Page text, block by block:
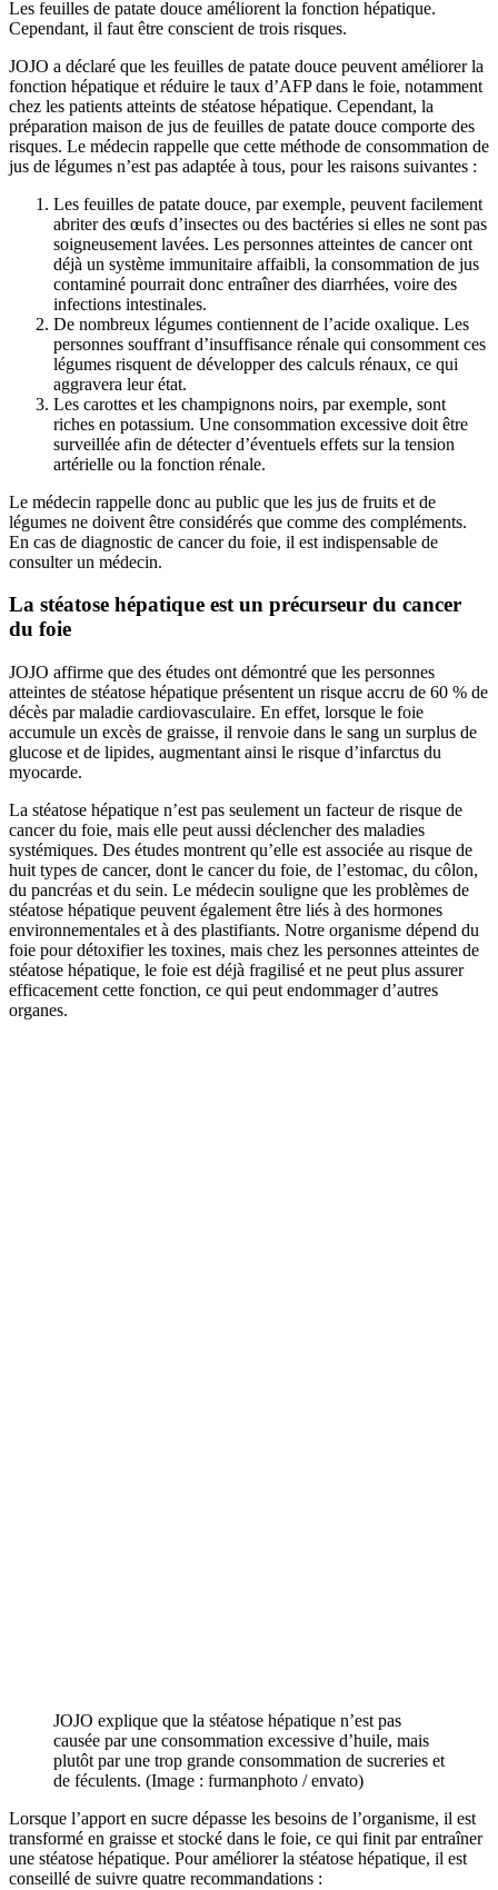
Les feuilles de patate douce améliorent la fonction hépatique.
Cependant, il faut être conscient de trois risques.
JOJO a déclaré que les feuilles de patate douce peuvent améliorer la
fonction hépatique et réduire le taux d’AFP dans le foie, notamment
chez les patients atteints de stéatose hépatique. Cependant, la
préparation maison de jus de feuilles de patate douce comporte des
risques. Le médecin rappelle que cette méthode de consommation de
jus de légumes n’est pas adaptée à tous, pour les raisons suivantes :
Les feuilles de patate douce, par exemple, peuvent facilement
abriter des œufs d’insectes ou des bactéries si elles ne sont pas
soigneusement lavées. Les personnes atteintes de cancer ont
déjà un système immunitaire affaibli, la consommation de jus
contaminé pourrait donc entraîner des diarrhées, voire des
infections intestinales.
De nombreux légumes contiennent de l’acide oxalique. Les
personnes souffrant d’insuffisance rénale qui consomment ces
légumes risquent de développer des calculs rénaux, ce qui
aggravera leur état.
Les carottes et les champignons noirs, par exemple, sont
riches en potassium. Une consommation excessive doit être
surveillée afin de détecter d’éventuels effets sur la tension
artérielle ou la fonction rénale.
Le médecin rappelle donc au public que les jus de fruits et de
légumes ne doivent être considérés que comme des compléments.
En cas de diagnostic de cancer du foie, il est indispensable de
consulter un médecin.
La stéatose hépatique est un précurseur du cancer
du foie
JOJO affirme que des études ont démontré que les personnes
atteintes de stéatose hépatique présentent un risque accru de 60 % de
décès par maladie cardiovasculaire. En effet, lorsque le foie
accumule un excès de graisse, il renvoie dans le sang un surplus de
glucose et de lipides, augmentant ainsi le risque d’infarctus du
myocarde.
La stéatose hépatique n’est pas seulement un facteur de risque de
cancer du foie, mais elle peut aussi déclencher des maladies
systémiques. Des études montrent qu’elle est associée au risque de
huit types de cancer, dont le cancer du foie, de l’estomac, du côlon,
du pancréas et du sein. Le médecin souligne que les problèmes de
stéatose hépatique peuvent également être liés à des hormones
environnementales et à des plastifiants. Notre organisme dépend du
foie pour détoxifier les toxines, mais chez les personnes atteintes de
stéatose hépatique, le foie est déjà fragilisé et ne peut plus assurer
efficacement cette fonction, ce qui peut endommager d’autres
organes.
JOJO explique que la stéatose hépatique n’est pas
causée par une consommation excessive d’huile, mais
plutôt par une trop grande consommation de sucreries et
de féculents. (Image : furmanphoto / envato)
Lorsque l’apport en sucre dépasse les besoins de l’organisme, il est
transformé en graisse et stocké dans le foie, ce qui finit par entraîner
une stéatose hépatique. Pour améliorer la stéatose hépatique, il est
conseillé de suivre quatre recommandations :